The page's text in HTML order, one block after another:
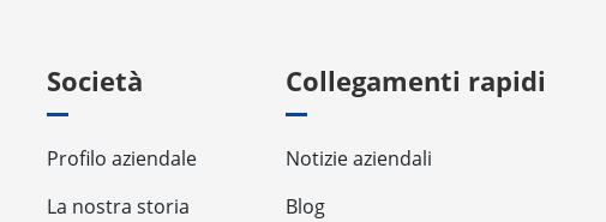
Società
Profilo aziendale
La nostra storia
Collegamenti rapidi
Notizie aziendali
Blog